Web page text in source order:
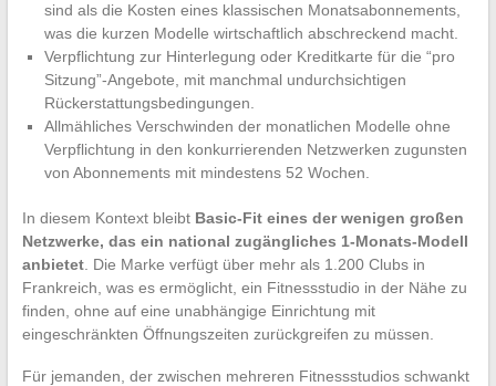
sind als die Kosten eines klassischen Monatsabonnements,
was die kurzen Modelle wirtschaftlich abschreckend macht.
Verpflichtung zur Hinterlegung oder Kreditkarte für die “pro
Sitzung”-Angebote, mit manchmal undurchsichtigen
Rückerstattungsbedingungen.
Allmähliches Verschwinden der monatlichen Modelle ohne
Verpflichtung in den konkurrierenden Netzwerken zugunsten
von Abonnements mit mindestens 52 Wochen.
In diesem Kontext bleibt Basic-Fit eines der wenigen großen
Netzwerke, das ein national zugängliches 1-Monats-Modell
anbietet. Die Marke verfügt über mehr als 1.200 Clubs in
Frankreich, was es ermöglicht, ein Fitnessstudio in der Nähe zu
finden, ohne auf eine unabhängige Einrichtung mit
eingeschränkten Öffnungszeiten zurückgreifen zu müssen.
Für jemanden, der zwischen mehreren Fitnessstudios schwankt